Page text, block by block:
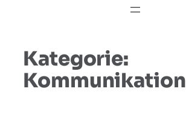
Kategorie:
Kommunikation